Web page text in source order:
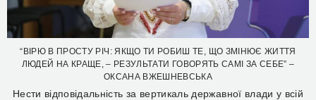
“ВІРЮ В ПРОСТУ РІЧ: ЯКЩО ТИ РОБИШ ТЕ, ЩО ЗМІНЮЄ ЖИТТЯ
ЛЮДЕЙ НА КРАЩЕ, – РЕЗУЛЬТАТИ ГОВОРЯТЬ САМІ ЗА СЕБЕ” –
ОКСАНА ВЖЕШНЕВСЬКА
Нести відповідальність за вертикаль державної влади у всій